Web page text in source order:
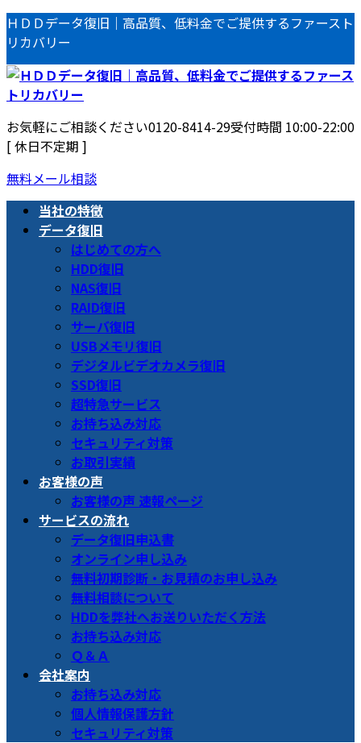
コ
ン
テ
ン
ツ
へ
ス
キ
ッ
プ
ナ
ビ
ゲ
ー
シ
ョ
ン
に
移
動
ＨＤＤデータ復旧｜高品質、低料金でご提供するファースト
リカバリー
お気軽にご相談ください0120-8414-29受付時間 10:00-22:00
[ 休日不定期 ]
無料メール相談
当社の特徴
データ復旧
はじめての方へ
HDD復旧
NAS復旧
RAID復旧
サーバ復旧
USBメモリ復旧
デジタルビデオカメラ復旧
SSD復旧
超特急サービス
お持ち込み対応
セキュリティ対策
お取引実績
お客様の声
お客様の声 速報ページ
サービスの流れ
データ復旧申込書
オンライン申し込み
無料初期診断・お見積のお申し込み
無料相談について
HDDを弊社へお送りいただく方法
お持ち込み対応
Ｑ＆Ａ
会社案内
お持ち込み対応
個人情報保護方針
セキュリティ対策